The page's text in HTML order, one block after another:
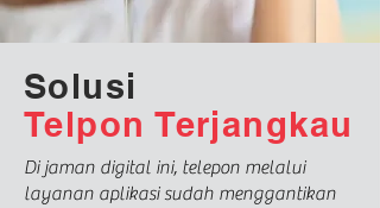
Solusi
Telpon Terjangkau
Di jaman digital ini, telepon melalui
layanan aplikasi sudah menggantikan